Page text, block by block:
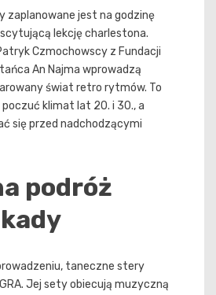
zaplanowane jest na godzinę
lekcję charlestona.
Czmochowscy z Fundacji
An Najma wprowadzą
świat retro rytmów. To
poczuć klimat lat 20. i 30., a
się przed nadchodzącymi
podróż
taneczne stery
Jej sety obiecują muzyczną